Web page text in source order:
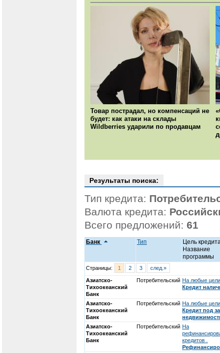
Товар пострадал, но компенсаций не
будет: как атаки на склады
Wildberries ударили по продавцам
Результаты поиска:
Тип кредита:
Валюта кредита:
Всего предложений: 61
Банк Тип
Цель
Название
программы
Страницы: 1 2 3 след.»
Азиатско-
Тихоокеанский
Банк
Потребительский На любые
Кредит
Азиатско-
Тихоокеанский
Банк
Потребительский На любые
Кредит под
Азиатско-
Тихоокеанский
Банк
Потребительский На
кредитов .